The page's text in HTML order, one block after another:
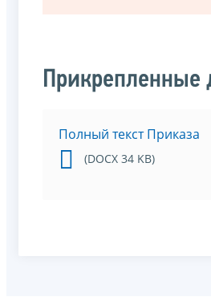
Прикрепленные
Полный текст Приказа
(DOCX 34 KB)